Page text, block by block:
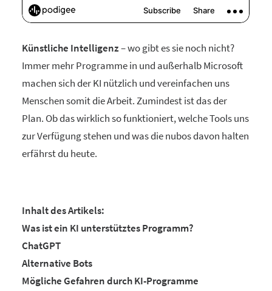
Künstliche Intelligenz– wo gibt es sie noch nicht?
Immer mehr Programme in und außerhalb Microsoft
machen sich der KI nützlich und vereinfachen uns
Menschen somit die Arbeit. Zumindest ist das der
Plan. Ob das wirklich so funktioniert, welche Tools uns
zur Verfügung stehen und was die nubos davon halten
erfährst du heute.
Inhalt des Artikels:
Was ist ein KI unterstütztes Programm?
ChatGPT
Alternative Bots
Mögliche Gefahren durch KI-Programme